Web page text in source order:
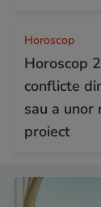
Horoscop
Horoscop
conflicte
sau a unor
proiect